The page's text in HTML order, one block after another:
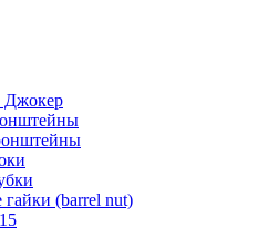
Джокер
(barrel nut)